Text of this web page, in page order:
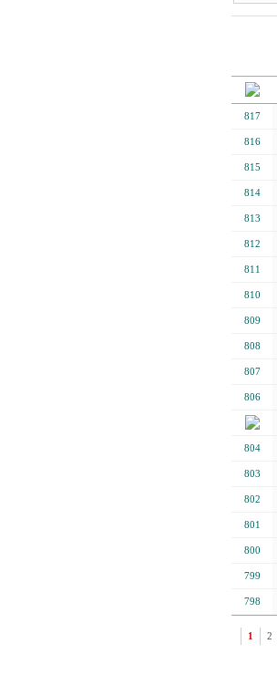
817
816
815
814
813
812
811
810
809
808
807
806
804
803
802
801
800
799
798
1 2